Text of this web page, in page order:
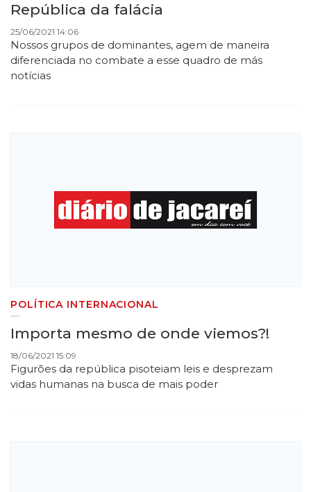
República da falácia
25/06/2021 14:06
Nossos grupos de dominantes, agem de maneira
diferenciada no combate a esse quadro de más
notícias
POLÍTICA INTERNACIONAL
Importa mesmo de onde viemos?!
18/06/2021 15:09
Figurões da república pisoteiam leis e desprezam
vidas humanas na busca de mais poder